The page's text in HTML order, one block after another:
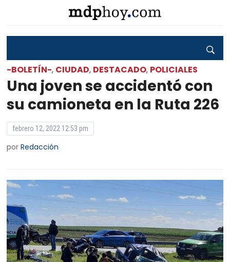
-BOLETÍN-, CIUDAD, DESTACADO, POLICIALES
Una joven se accidentó con
su camioneta en la Ruta 226
febrero 12, 2022 12:53 pm
porRedacción